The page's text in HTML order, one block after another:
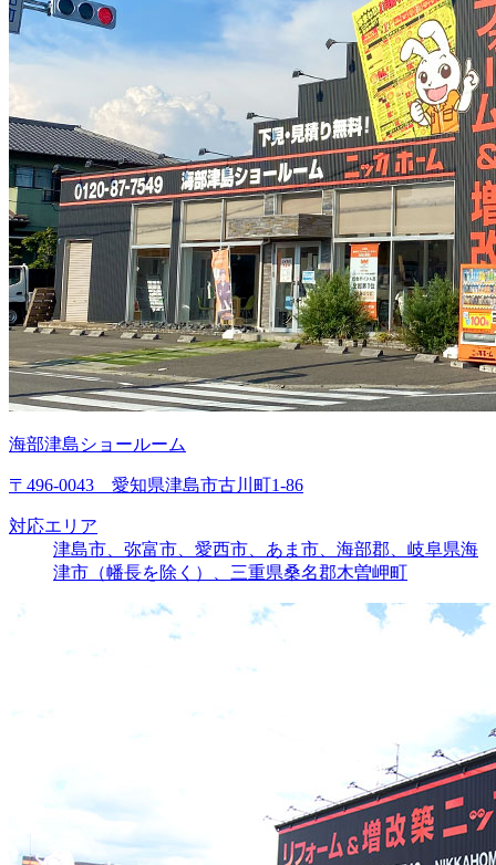
海部津島ショールーム
〒496-0043 愛知県津島市古川町1-86
対応エリア
津島市、弥富市、愛西市、あま市、海部郡、岐阜県海
津市（幡長を除く）、三重県桑名郡木曽岬町